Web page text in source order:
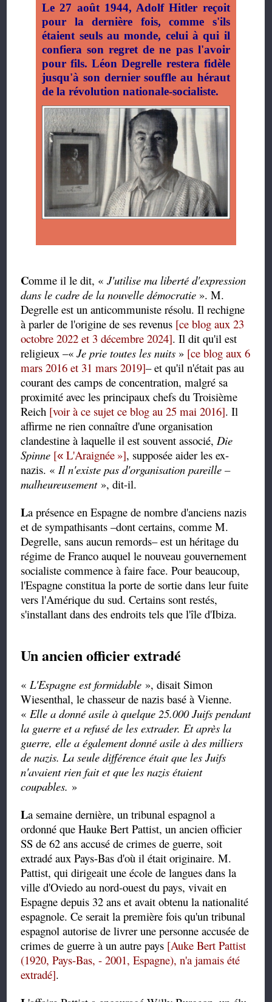
Le 27 août 1944, Adolf Hitler reçoit
pour la dernière fois, comme s'ils
étaient seuls au monde, celui à qui il
confiera son regret de ne pas l'avoir
pour fils. Léon Degrelle restera fidèle
jusqu'à son dernier souffle au héraut
de la révolution nationale-socialiste.
Comme il le dit, «J'utilise ma liberté d'expression
dans le cadre de la nouvelle démocratie ». M.
Degrelle est un anticommuniste résolu. Il rechigne
à parler de l'origine de ses revenus [ce blog aux 23
octobre 2022 et 3 décembre 2024]. Il dit qu'il est
religieux –«Je prie toutes les nuits » [ce blog aux 6
mars 2016 et 31 mars 2019]– et qu'il n'était pas au
courant des camps de concentration, malgré sa
proximité avec les principaux chefs du Troisième
Reich [voir à ce sujet ce blog au 25 mai 2016]. Il
affirme ne rien connaître d'une organisation
clandestine à laquelle il est souvent associé,Die
Spinne [« L'Araignée »], supposée aider les ex-
nazis. «Il n'existe pas d'organisation pareille –
malheureusement», dit-il.
La présence en Espagne de nombre d'anciens nazis
et de sympathisants –dont certains, comme M.
Degrelle, sans aucun remords– est un héritage du
régime de Franco auquel le nouveau gouvernement
socialiste commence à faire face. Pour beaucoup,
l'Espagne constitua la porte de sortie dans leur fuite
vers l'Amérique du sud. Certains sont restés,
s'installant dans des endroits tels que l'île d'Ibiza.
Un ancien officier extradé
«L'Espagne est formidable », disait Simon
Wiesenthal, le chasseur de nazis basé à Vienne.
«Elle a donné asile à quelque 25.000 Juifs pendant
la guerre et a refusé de les extrader. Et après la
guerre, elle a également donné asile à des milliers
de nazis. La seule différence était que les Juifs
n'avaient rien fait et que les nazis étaient
coupables. »
La semaine dernière, un tribunal espagnol a
ordonné que Hauke Bert Pattist, un ancien officier
SS de 62 ans accusé de crimes de guerre, soit
extradé aux Pays-Bas d'où il était originaire. M.
Pattist, qui dirigeait une école de langues dans la
ville d'Oviedo au nord-ouest du pays, vivait en
Espagne depuis 32 ans et avait obtenu la nationalité
espagnole. Ce serait la première fois qu'un tribunal
espagnol autorise de livrer une personne accusée de
crimes de guerre à un autre pays [Auke Bert Pattist
(1920, Pays-Bas, - 2001, Espagne), n'a jamais été
extradé].